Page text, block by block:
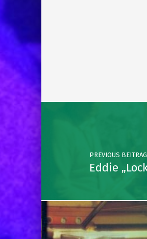
Post navigation
PREVIOUS BEITRAG
Eddie